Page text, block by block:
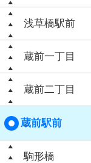
浅草橋駅前
蔵前一丁目
蔵前二丁目
蔵前駅前
駒形橋